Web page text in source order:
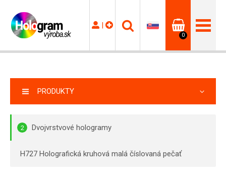
|
0
PRODUKTY
2 Dvojvrstvové hologramy
H727 Holografická kruhová malá číslovaná pečať